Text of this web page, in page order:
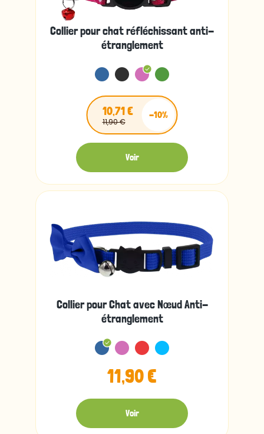
Collier pour chat réfléchissant anti-
étranglement
10,71 €
11,90 €
-10%
Voir
Collier pour Chat avec Nœud Anti-
étranglement
11,90 €
Voir